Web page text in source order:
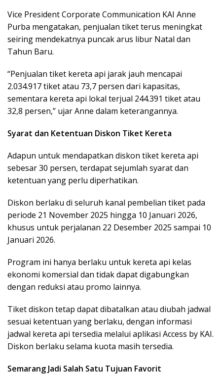
Vice President Corporate Communication KAI Anne
Purba mengatakan, penjualan tiket terus meningkat
seiring mendekatnya puncak arus libur Natal dan
Tahun Baru.
“Penjualan tiket kereta api jarak jauh mencapai
2.034.917 tiket atau 73,7 persen dari kapasitas,
sementara kereta api lokal terjual 244.391 tiket atau
32,8 persen,” ujar Anne dalam keterangannya.
Syarat dan Ketentuan Diskon Tiket Kereta
Adapun untuk mendapatkan diskon tiket kereta api
sebesar 30 persen, terdapat sejumlah syarat dan
ketentuan yang perlu diperhatikan.
Diskon berlaku di seluruh kanal pembelian tiket pada
periode 21 November 2025 hingga 10 Januari 2026,
khusus untuk perjalanan 22 Desember 2025 sampai 10
Januari 2026.
Program ini hanya berlaku untuk kereta api kelas
ekonomi komersial dan tidak dapat digabungkan
dengan reduksi atau promo lainnya.
Tiket diskon tetap dapat dibatalkan atau diubah jadwal
sesuai ketentuan yang berlaku, dengan informasi
jadwal kereta api tersedia melalui aplikasi Access by KAI.
Diskon berlaku selama kuota masih tersedia.
Semarang Jadi Salah Satu Tujuan Favorit